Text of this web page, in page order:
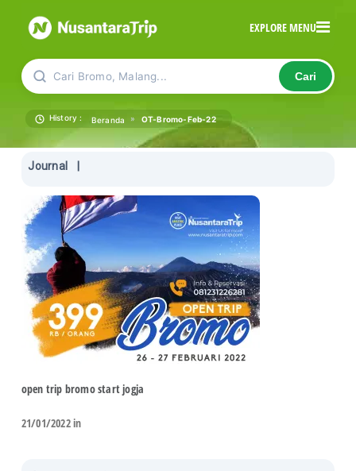
EXPLORE MENU
Cari Bromo, Malang... Cari
History : Beranda » OT-Bromo-Feb-22
Journal
open trip bromo start jogja
21/01/2022 in